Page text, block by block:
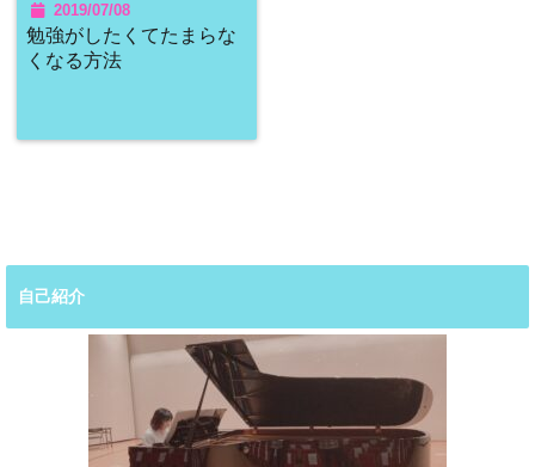
2019/07/08
勉強がしたくてたまらな
くなる方法
自己紹介